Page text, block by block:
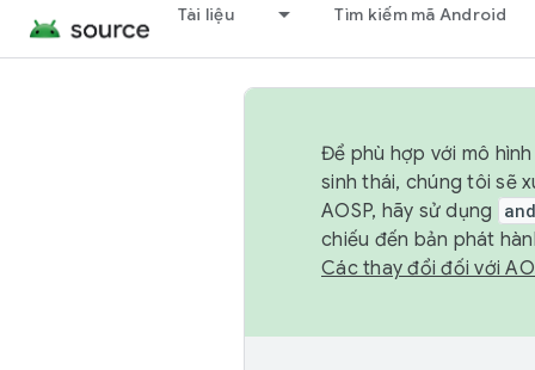
Tài liệu Tìm kiếm mã Android
Để phù hợp với mô
sinh thái, chúng tôi sẽ
AOSP, hãy sử dụng
chiếu đến bản phát
Các thay đổi đối với